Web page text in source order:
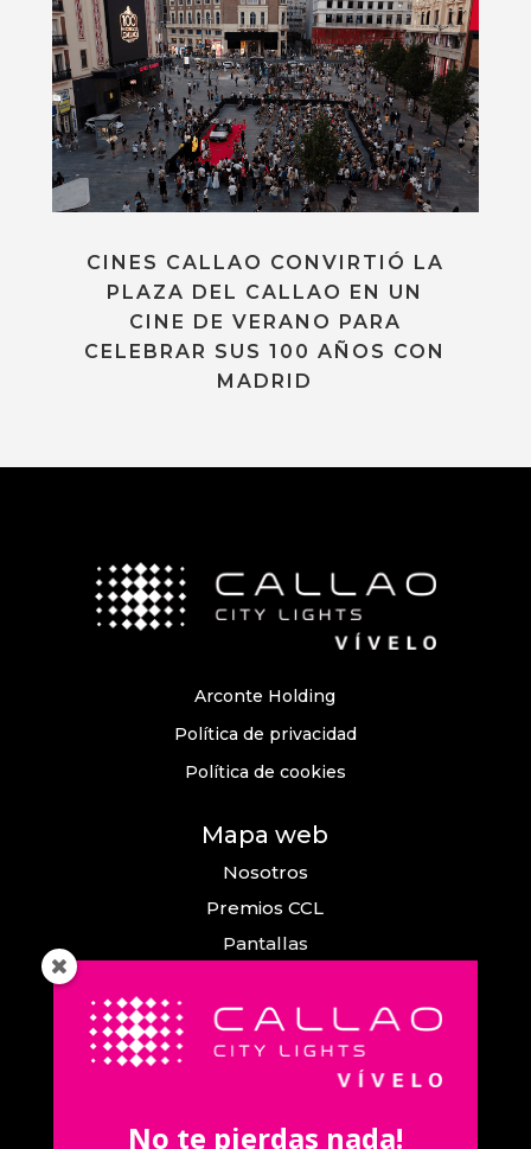
CINES CALLAO CONVIRTIÓ LA
PLAZA DEL CALLAO EN UN
CINE DE VERANO PARA
CELEBRAR SUS 100 AÑOS CON
MADRID
Arconte Holding
Política de privacidad
Política de cookies
Mapa web
Nosotros
Premios CCL
Pantallas
Comunicación
Callao City Arts
Contacta con nosotros
No te pierdas nada!